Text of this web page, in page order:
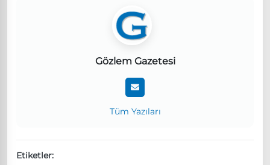
Gözlem Gazetesi
Tüm Yazıları
Etiketler: